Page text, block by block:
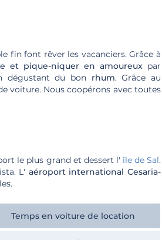
fin font rêver les vacanciers. Grâce à
et pique-niquer en amoureuxpar
dégustant du bon rhum. Grâce au
voiture. Nous coopérons avec toutes
le plus grand et dessert l' île de Sal.
L' aéroport international Cesaria-
Temps en voiture de location